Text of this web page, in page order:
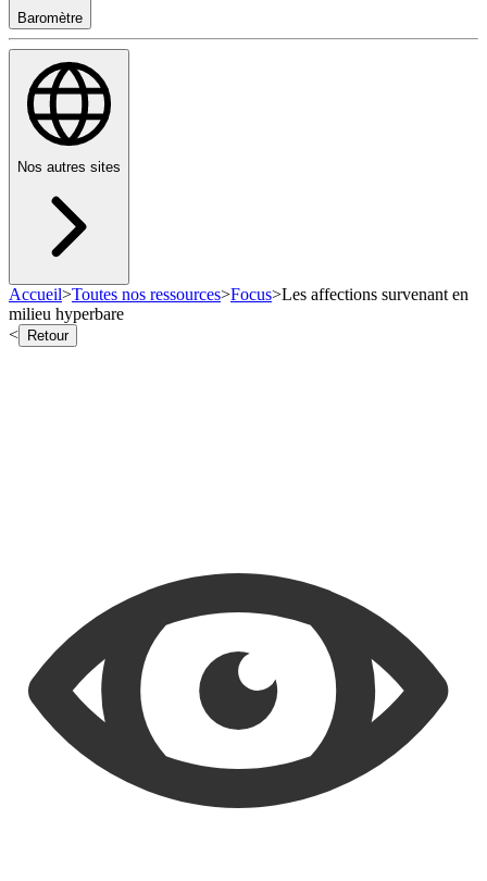
Baromètre
Nos autres sites
Accueil>Toutes nos ressources>Focus>Les affections survenant en
milieu hyperbare
<
Retour